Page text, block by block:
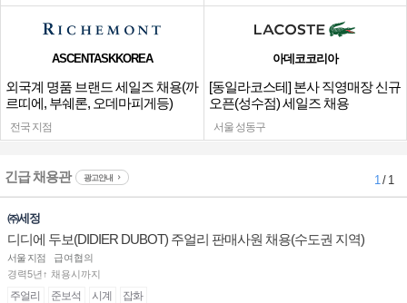
ASCENTASKKOREA
외국계 명품 브랜드 세일즈 채용(까
르띠에, 부쉐론, 오데마피게등)
전국 지점
아데코코리아
[동일라코스테] 본사 직영매장 신규
오픈(성수점) 세일즈 채용
서울 성동구
긴급 채용관 광고안내 1/ 1
㈜세정
디디에 두보(DIDIER DUBOT) 주얼리 판매사원 채용(수도권 지역)
서울 지점
급여협의
경력5년↑ 채용시까지
주얼리 준보석 시계 잡화